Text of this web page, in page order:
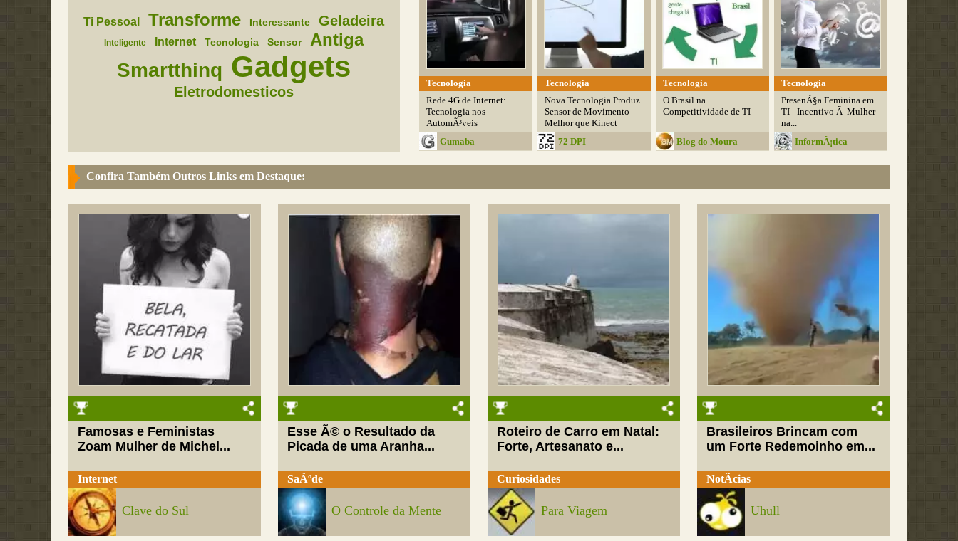
Ti Pessoal Transforme Interessante Geladeira
Inteligente Internet Tecnologia Sensor Antiga
Smartthinq Gadgets
Eletrodomesticos
Tecnologia
Rede 4G de Internet:
Tecnologia nos
AutomÃ³veis
Gumaba
Tecnologia
Nova Tecnologia Produz
Sensor de Movimento
Melhor que Kinect
72 DPI
Tecnologia
O Brasil na
Competitividade de TI
Blog do Moura
Tecnologia
PresenÃ§a Feminina em
TI - Incentivo Ã Mulher
na...
InformÃ¡tica
Confira Também Outros Links em Destaque:
Famosas e Feministas
Zoam Mulher de Michel...
Internet
Clave do Sul
Esse Ã© o Resultado da
Picada de uma Aranha...
SaÃºde
O Controle da Mente
Roteiro de Carro em Natal:
Forte, Artesanato e...
Curiosidades
Para Viagem
Brasileiros Brincam com
um Forte Redemoinho em...
NotÃ­cias
Uhull